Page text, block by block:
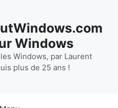
Windows
Windows, par Laurent
plus de 25 ans !